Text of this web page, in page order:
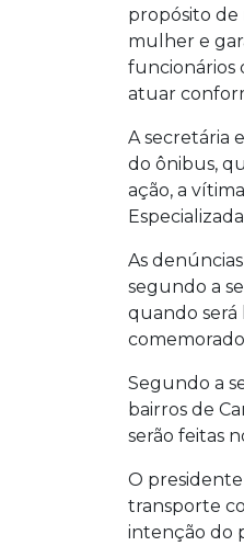
propósito de
mulher e
funcionários
atuar
A secretária
do ônibus,
ação, a
As
segundo a
quando será
Segundo a
bairros de
serão feitas
O
transporte
intenção do